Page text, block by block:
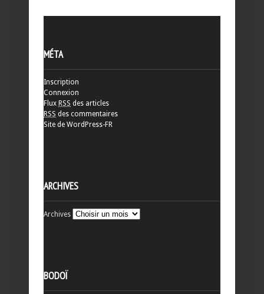
MÉTA
Inscription
Connexion
Flux RSS des articles
RSS des commentaires
Site de WordPress-FR
ARCHIVES
Archives
BODOÏ